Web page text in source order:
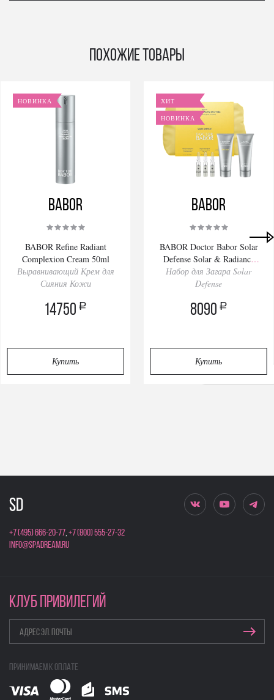
Похожие товары
НОВИНКА
BABOR
BABOR Refine Radiant
Complexion Cream 50ml
Выравнивающий Крем для
Сияния Кожи
14750 a
Купить
ХИТ
НОВИНКА
BABOR
BABOR Doctor Babor Solar
Defense Solar & Radiance
Routine Set
Набор для Загара Solar
Defense
8090 a
Купить
+7 (495) 666-20-77,+7 (800) 555-27-32
info@spadream.ru
КЛУБ ПРИВИЛЕГИЙ
Принимаем к оплате
Privacy notice